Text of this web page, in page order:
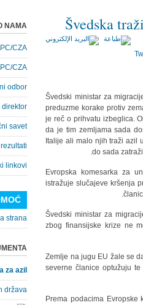
Švedska
Švedski ministar za
preduzme korake protiv
je reč o prihvatu izbeglica.
da je tim zemljama sada
Italije ali malo njih traži azil
do sada
Evropska komesarka za
istražuje slučajeve kršenja
Švedski ministar za
zbog finansijske krize ne
Zemlje na jugu EU žale se
severne članice optužuju
Prema podacima
NAMA
CZA
CZA
odbor
direktor
savet
linkovi
strana
za azil
država